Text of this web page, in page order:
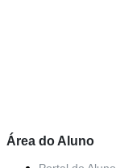
Área do Aluno